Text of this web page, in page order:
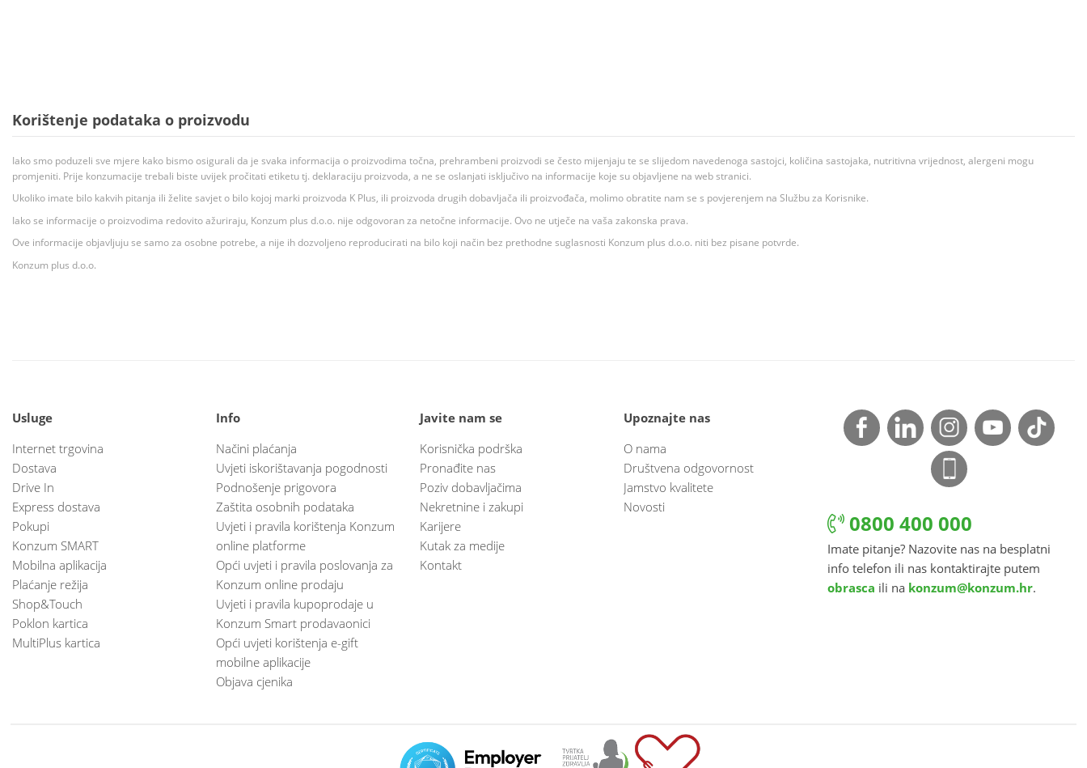
Korištenje podataka o proizvodu
Iako smo poduzeli sve mjere kako bismo osigurali da je svaka informacija o proizvodima točna, prehrambeni proizvodi se često mijenjaju te se slijedom navedenoga sastojci, količina sastojaka, nutritivna vrijednost, alergeni mogu
promjeniti. Prije konzumacije trebali biste uvijek pročitati etiketu tj. deklaraciju proizvoda, a ne se oslanjati isključivo na informacije koje su objavljene na web stranici.
Ukoliko imate bilo kakvih pitanja ili želite savjet o bilo kojoj marki proizvoda K Plus, ili proizvoda drugih dobavljača ili proizvođača, molimo obratite nam se s povjerenjem na Službu za Korisnike.
Iako se informacije o proizvodima redovito ažuriraju, Konzum plus d.o.o. nije odgovoran za netočne informacije. Ovo ne utječe na vaša zakonska prava.
Ove informacije objavljuju se samo za osobne potrebe, a nije ih dozvoljeno reproducirati na bilo koji način bez prethodne suglasnosti Konzum plus d.o.o. niti bez pisane potvrde.
Konzum plus d.o.o.
Usluge
Internet trgovina
Dostava
Drive In
Express dostava
Pokupi
Konzum SMART
Mobilna aplikacija
Plaćanje režija
Shop&Touch
Poklon kartica
MultiPlus kartica
Info
Načini plaćanja
Uvjeti iskorištavanja pogodnosti
Podnošenje prigovora
Zaštita osobnih podataka
Uvjeti i pravila korištenja Konzum
online platforme
Opći uvjeti i pravila poslovanja za
Konzum online prodaju
Uvjeti i pravila kupoprodaje u
Konzum Smart prodavaonici
Opći uvjeti korištenja e-gift
mobilne aplikacije
Objava cjenika
Javite nam se
Korisnička podrška
Pronađite nas
Poziv dobavljačima
Nekretnine i zakupi
Karijere
Kutak za medije
Kontakt
Upoznajte nas
O nama
Društvena odgovornost
Jamstvo kvalitete
Novosti
0800 400 000
Imate pitanje? Nazovite nas na besplatni
info telefon ili nas kontaktirajte putem
obrasca ili na konzum@konzum.hr.